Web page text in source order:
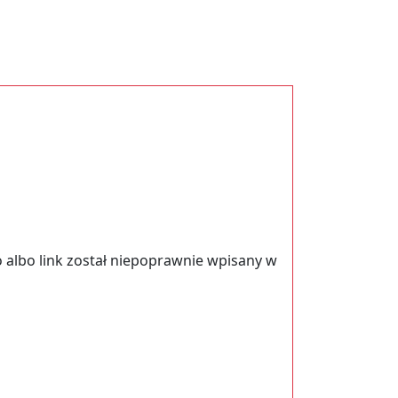
link został niepoprawnie wpisany w